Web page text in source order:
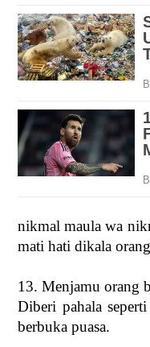
nikmal maula wa
mati hati dikala
13. Menjamu orang
Diberi pahala
berbuka puasa.